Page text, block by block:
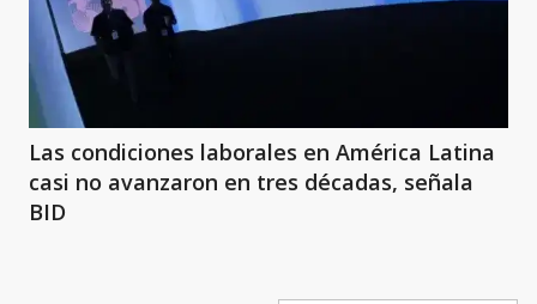
Las condiciones laborales en América Latina
casi no avanzaron en tres décadas, señala
BID